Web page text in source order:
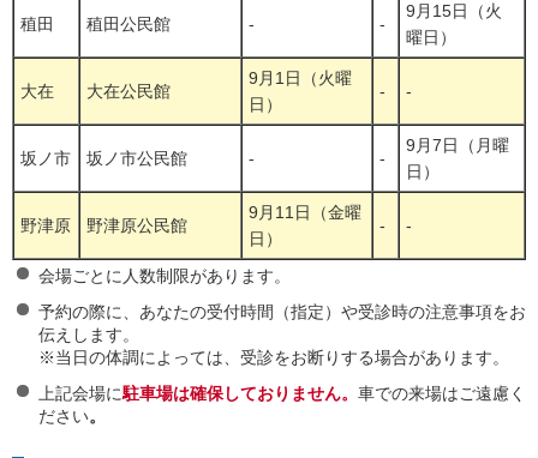
稙田 稙田公民館 - -
9月15日（火
曜日）
大在 大在公民館
9月1日（火曜
日）
- -
坂ノ市 坂ノ市公民館 - -
9月7日（月曜
日）
野津原 野津原公民館
9月11日（金曜
日）
- -
会場ごとに人数制限があります。
予約の際に、あなたの受付時間（指定）や受診時の注意事項をお
伝えします。
※当日の体調によっては、受診をお断りする場合があります。
上記会場に駐車場は確保しておりません。 車での来場はご遠慮く
ださい。